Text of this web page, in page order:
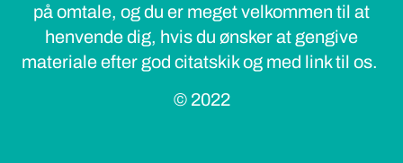
på omtale, og du er meget velkommen til at
henvende dig, hvis du ønsker at gengive
materiale efter god citatskik og med link til os.
© 2022